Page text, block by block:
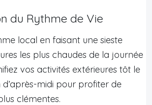
du Rythme de Vie
local en faisant une sieste
les plus chaudes de la journée
vos activités extérieures tôt le
midi pour profiter de
clémentes.